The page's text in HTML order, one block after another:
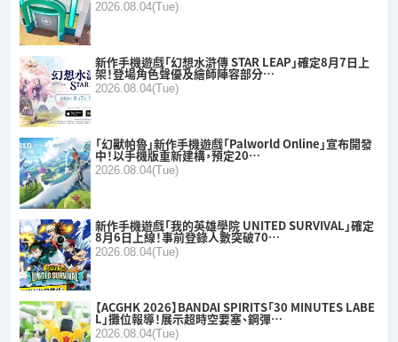
2026.08.04(Tue)
新作手機遊戲「幻想水滸傳 STAR LEAP」確定8月7日上
架！登場角色聲優及繪師陣容部分…
2026.08.04(Tue)
「幻獸帕魯」新作手機遊戲「Palworld Online」宣布開發
中！以手機版重新建構，預定20…
2026.08.04(Tue)
新作手機遊戲「我的英雄學院 UNITED SURVIVAL」確定
8月6日上線！事前登錄人數突破70…
2026.08.04(Tue)
【ACGHK 2026】BANDAI SPIRITS「30 MINUTES LABE
L」攤位報導！展示超時空要塞、鋼彈…
2026.08.04(Tue)